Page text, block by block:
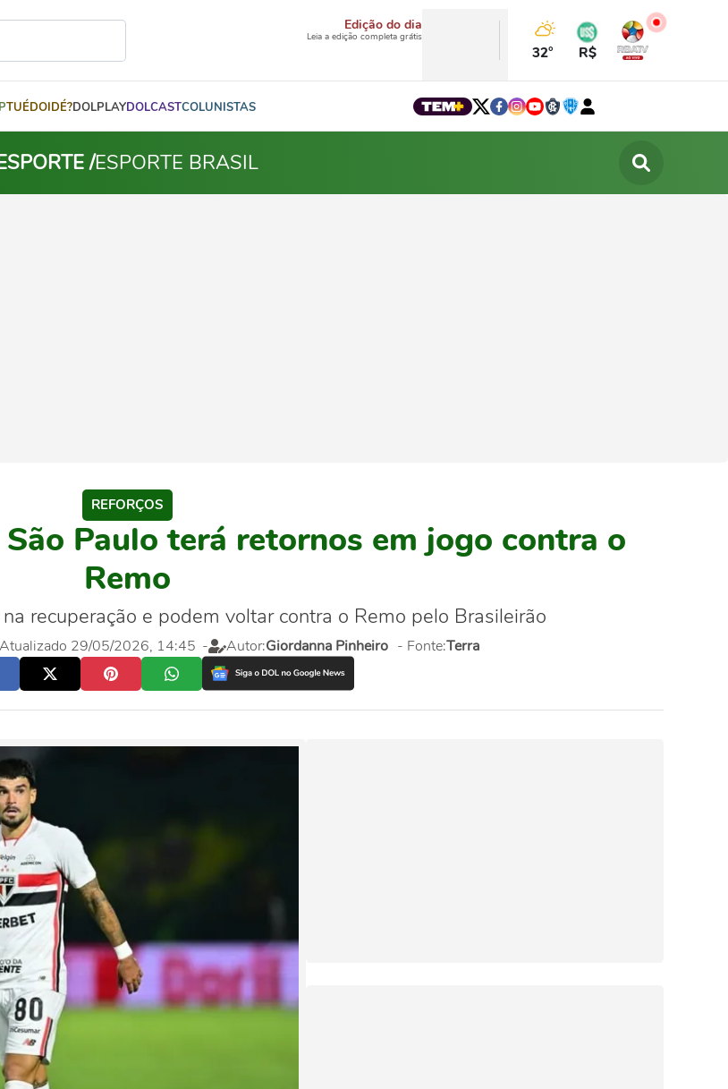
Edição do dia
Leia a edição completa grátis
32° R$
TUÉDOIDÉ?DOLPLAYDOLCASTCOLUNISTAS
/ESPORTE BRASIL
REFORÇOS
Paulo terá retornos em jogo contra o
Remo
recuperação e podem voltar contra o Remo pelo Brasileirão
29/05/2026, 14:45 - Autor:Giordanna Pinheiro - Fonte:Terra